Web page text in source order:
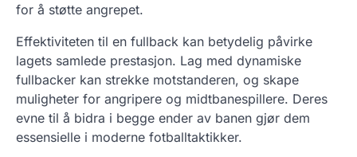
for å støtte angrepet.
Effektiviteten til en fullback kan betydelig påvirke
lagets samlede prestasjon. Lag med dynamiske
fullbacker kan strekke motstanderen, og skape
muligheter for angripere og midtbanespillere. Deres
evne til å bidra i begge ender av banen gjør dem
essensielle i moderne fotballtaktikker.